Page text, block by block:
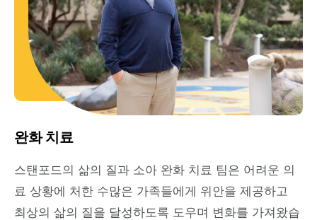
완화 치료
스탠포드의 삶의 질과 소아 완화 치료 팀은 어려운 의
료 상황에 처한 수많은 가족들에게 위안을 제공하고
최상의 삶의 질을 달성하도록 도우며 변화를 가져왔습